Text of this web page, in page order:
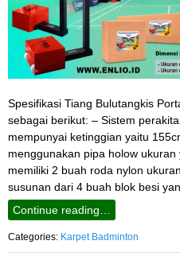
Spesifikasi Tiang Bulutangkis
sebagai berikut: – Sistem
mempunyai ketinggian yaitu
menggunakan pipa holow
memiliki 2 buah roda nylon
susunan dari 4 buah blok besi
Continue reading…
Categories: Karpet Badminton